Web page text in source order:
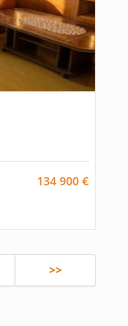
134 900 €
>>